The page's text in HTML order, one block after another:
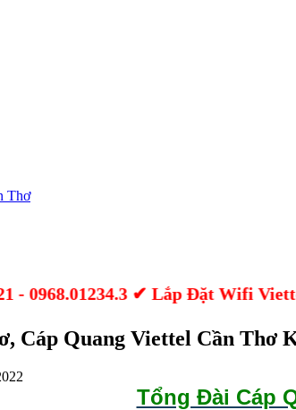
Thơ
✔ Lắp Đặt Wifi Viettel -
Cáp Quang Viettel Cần Thơ
Tổng Đài Cáp